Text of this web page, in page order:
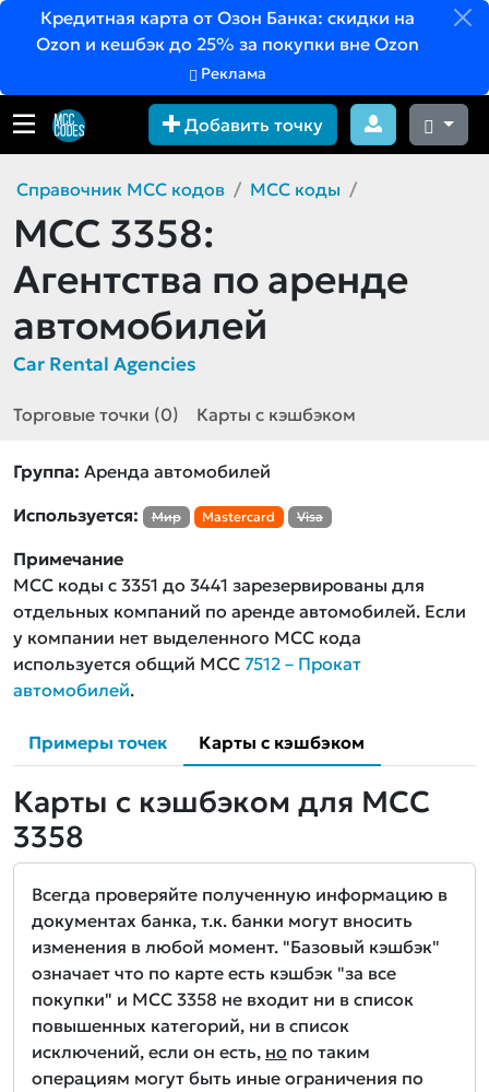
Кредитная карта от Озон Банка: скидки на
Ozon и кешбэк до 25% за покупки вне Ozon
Реклама
Добавить точку
Справочник MCC кодов MCC коды
MCC 3358:
Агентства по аренде
автомобилей
Car Rental Agencies
Торговые точки (0) Карты с кэшбэком
Группа: Аренда автомобилей
Используется:
Мир Mastercard Visa
Примечание
MCC коды с 3351 до 3441 зарезервированы для
отдельных компаний по аренде автомобилей. Если
у компании нет выделенного MCC кода
используется общий MCC 7512 – Прокат
автомобилей.
Примеры точек Карты с кэшбэком
Карты с кэшбэком для MCC
3358
Всегда проверяйте полученную информацию в
документах банка, т.к. банки могут вносить
изменения в любой момент. "Базовый кэшбэк"
означает что по карте есть кэшбэк "за все
покупки" и MCC 3358 не входит ни в список
повышенных категорий, ни в список
исключений, если он есть, но по таким
операциям могут быть иные ограничения по